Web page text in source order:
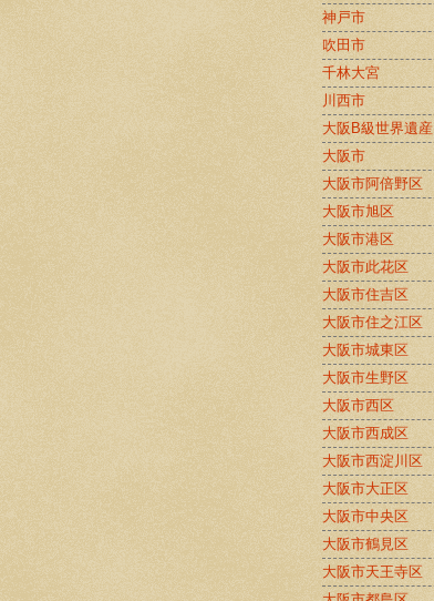
神戸市
吹田市
千林大宮
川西市
大阪B級世界遺産
大阪市
大阪市阿倍野区
大阪市旭区
大阪市港区
大阪市此花区
大阪市住吉区
大阪市住之江区
大阪市城東区
大阪市生野区
大阪市西区
大阪市西成区
大阪市西淀川区
大阪市大正区
大阪市中央区
大阪市鶴見区
大阪市天王寺区